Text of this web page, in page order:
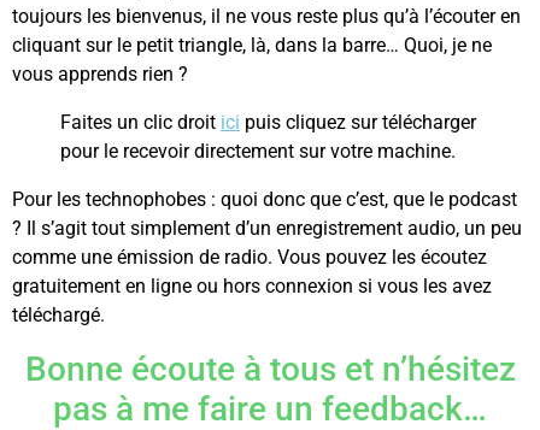
toujours les bienvenus, il ne vous reste plus qu’à l’écouter en
cliquant sur le petit triangle, là, dans la barre… Quoi, je ne
vous apprends rien ?
Faites un clic droit ici puis cliquez sur télécharger
pour le recevoir directement sur votre machine.
Pour les technophobes : quoi donc que c’est, que le podcast
? Il s’agit tout simplement d’un enregistrement audio, un peu
comme une émission de radio. Vous pouvez les écoutez
gratuitement en ligne ou hors connexion si vous les avez
téléchargé.
Bonne écoute à tous et n’hésitez
pas à me faire un feedback…